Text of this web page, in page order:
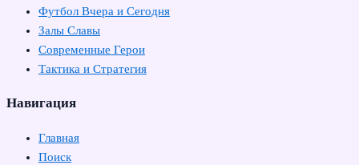
Футбол Вчера и Сегодня
Залы Славы
Современные Герои
Тактика и Стратегия
Навигация
Главная
Поиск